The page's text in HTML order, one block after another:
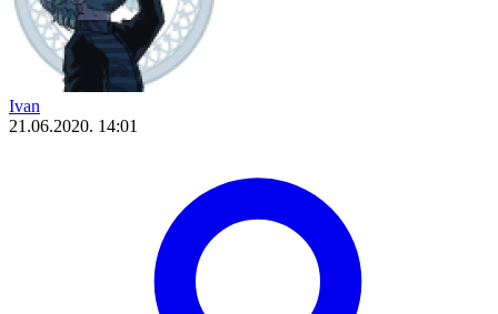
Ivan
21.06.2020. 14:01